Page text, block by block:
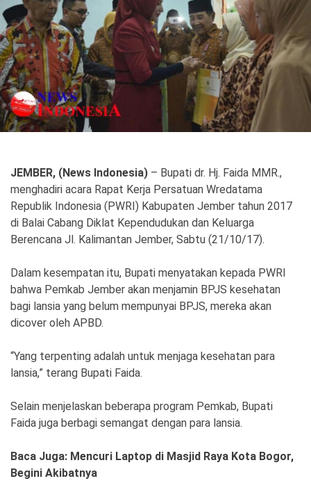
Politik
Gaya Hidup
Kesehatan Kuliner
Otomotif
Iptek
Teknologi
SosBud
Wisata
Ekonomi Olahraga
Indeks Birokrasi
JEMBER, (News Indonesia) – Bupati dr. Hj. Faida MMR.,
menghadiri acara Rapat Kerja Persatuan Wredatama
Republik Indonesia (PWRI) Kabupaten Jember tahun 2017
di Balai Cabang Diklat Kependudukan dan Keluarga
Berencana Jl. Kalimantan Jember, Sabtu (21/10/17).
Dalam kesempatan itu, Bupati menyatakan kepada PWRI
bahwa Pemkab Jember akan menjamin BPJS kesehatan
bagi lansia yang belum mempunyai BPJS, mereka akan
dicover oleh APBD.
“Yang terpenting adalah untuk menjaga kesehatan para
lansia,” terang Bupati Faida.
Selain menjelaskan beberapa program Pemkab, Bupati
Faida juga berbagi semangat dengan para lansia.
Baca Juga: Mencuri Laptop di Masjid Raya Kota Bogor,
Begini Akibatnya